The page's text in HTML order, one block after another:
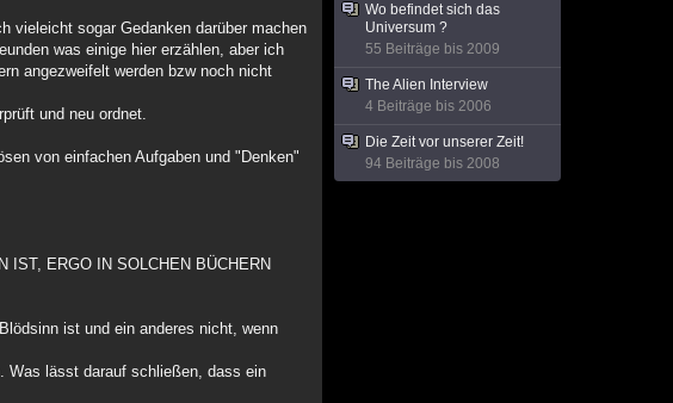
vieleicht sogar Gedanken darüber machen
was einige hier erzählen, aber ich
angezweifelt werden bzw noch nicht
und neu ordnet.
von einfachen Aufgaben und "Denken"
IST, ERGO IN SOLCHEN BÜCHERN
ist und ein anderes nicht, wenn
Was lässt darauf schließen, dass ein
Wo befindet sich das
Universum ?
55 Beiträge bis 2009
The Alien Interview
4 Beiträge bis 2006
Die Zeit vor unserer Zeit!
94 Beiträge bis 2008